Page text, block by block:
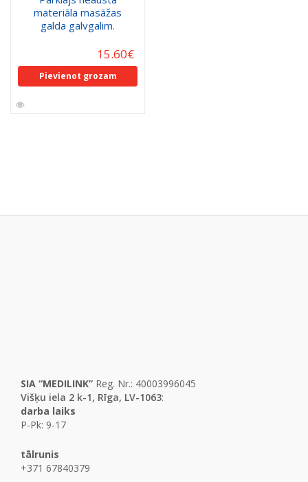
materiāla masāžas
galda galvgalim.
15.60€
Pievienot grozam
SIA “MEDILINK” Reg. Nr.: 40003996045
Višķu iela 2 k-1, Rīga, LV-1063:
darba laiks
P-Pk: 9-17
tālrunis
+371 67840379